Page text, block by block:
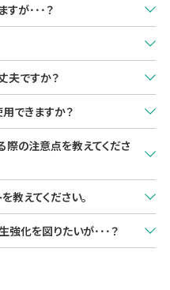
必要ありません。
て認可済みですので、直接食材
なので、食材を食べる際にオ
添加物として表示する必要はあ
で洗い直す必要はありませ
すが･･･？
一般的な厨房用品への腐食な
より変わります。
ｇ/L）程度では一般的な厨
水の代わりに使用できます。
見られませんでした。
ゾン水を誤って「飲んだ場合」
場合」を想定し細胞レベルの試
水は飲料水ではないので、飲ん
夫ですか？
の有害ガスの発生は基準値
れている洗剤などとの反応に
実験を行い、問題がないことを
手軽に使用できます。
できますか？
際の注意点を教えてくださ
ゾン水流水での漬け置きで使用
ゾン水を掛けて洗い（シャワ
教えてください。
手が届き難い場所を三次元的
強化を図りたいが･･･？